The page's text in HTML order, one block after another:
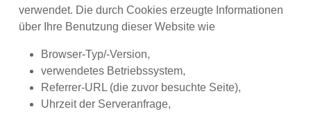
verwendet. Die durch Cookies erzeugte Informationen
über Ihre Benutzung dieser Website wie
Browser-Typ/-Version,
verwendetes Betriebssystem,
Referrer-URL (die zuvor besuchte Seite),
Uhrzeit der Serveranfrage,